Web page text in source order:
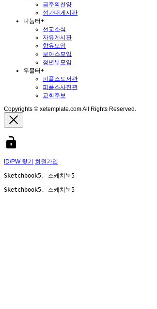
금주의찬양
성가대게시판
나눔터+
선교소식
자유게시판
향유모임
보아스모임
청년부모임
우물터+
피플스도서관
피플스사진관
교회주보
Copyrights © xetemplate.com All Rights Reserved.
ID/PW 찾기 회원가입
Sketchbook5, 스케치북5
Sketchbook5, 스케치북5